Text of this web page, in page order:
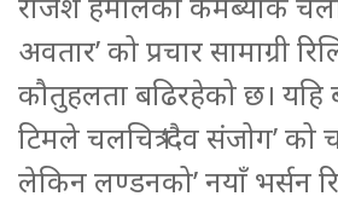
अवतार’ को प्रचार सामाग्री
कौतुहलता बढिरहेको छ। यहि
टिमले चलचित्र ‘दैव संजोग’ को
लेकिन लण्डनको’ नयाँ भर्सन